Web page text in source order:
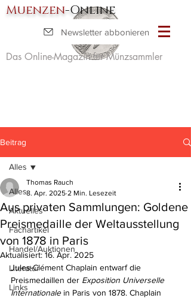
Muenzen-Online
Das Online-Magazin für Münzsammler
Newsletter abbonieren
Beitrag
Alles
Aktuelles
Fachartikel
Handel/Auktionen
Literatur
Links
Alles
Aus privaten Sammlungen: Goldene
Preismedaille der Weltausstellung
von 1878 in Paris
Thomas Rauch
8. Apr. 2025 2 Min. Lesezeit
Aktualisiert:16. Apr. 2025
Jules-Clément Chaplain entwarf die
Preismedaillen der Exposition Universelle
Internationale in Paris von 1878. Chaplain